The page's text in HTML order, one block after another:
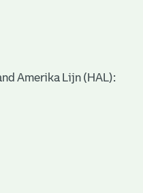
Amerika Lijn (HAL):